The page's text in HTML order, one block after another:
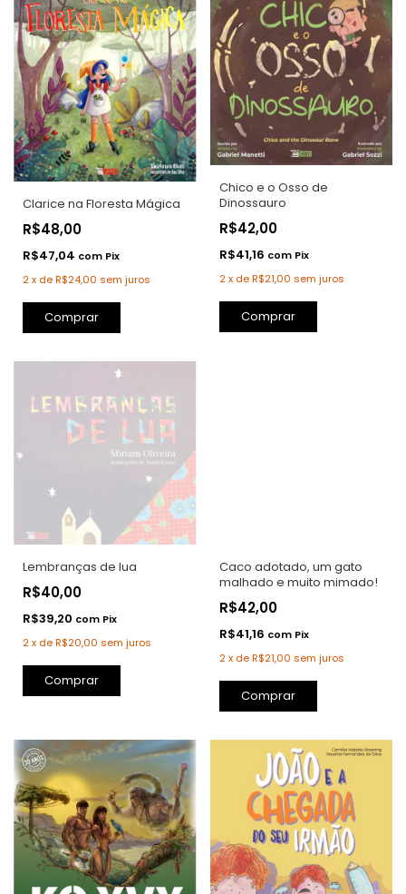
Clarice na Floresta Mágica
R$48,00
R$47,04 com Pix
2x deR$24,00 sem juros
Chico e o Osso de
Dinossauro
R$42,00
R$41,16 com Pix
2 x deR$21,00 sem juros
Lembranças de lua
R$40,00
R$39,20 com Pix
2x deR$20,00 sem juros
Caco adotado, um gato
malhado e muito mimado!
R$42,00
R$41,16 com Pix
2 x deR$21,00 sem juros